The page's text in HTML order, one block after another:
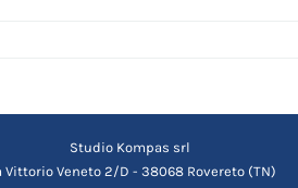
Studio Kompas srl
Vittorio Veneto 2/D - 38068 Rovereto (TN)